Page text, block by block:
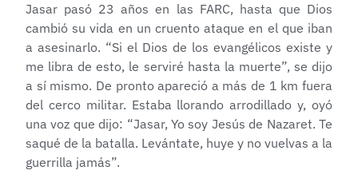
Jasar pasó 23 años en las FARC, hasta que Dios
cambió su vida en un cruento ataque en el que iban
a asesinarlo. “Si el Dios de los evangélicos existe y
me libra de esto, le serviré hasta la muerte”, se dijo
a sí mismo. De pronto apareció a más de 1 km fuera
del cerco militar. Estaba llorando arrodillado y, oyó
una voz que dijo: “Jasar, Yo soy Jesús de Nazaret. Te
saqué de la batalla. Levántate, huye y no vuelvas a la
guerrilla jamás”.